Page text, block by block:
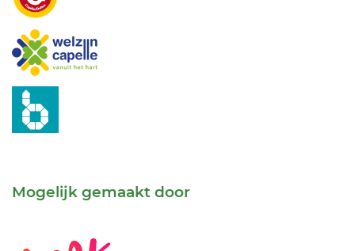
Mogelijk gemaakt door